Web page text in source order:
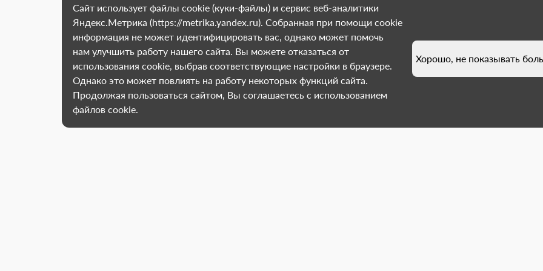
Сайт использует файлы cookie (куки-файлы) и сервис веб-аналитики
Яндекс.Метрика (https://metrika.yandex.ru). Собранная при помощи cookie
информация не может идентифицировать вас, однако может помочь
нам улучшить работу нашего сайта. Вы можете отказаться от
использования cookie, выбрав соответствующие настройки в браузере.
Однако это может повлиять на работу некоторых функций сайта.
Продолжая пользоваться сайтом, Вы соглашаетесь с использованием
файлов cookie.
Хорошо, не показывать